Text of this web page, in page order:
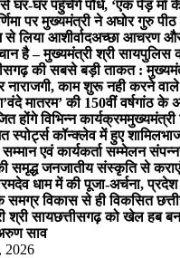
घर-घर पहुँचेंगे पौधे, ‘एक पेड़ माँ
पर मुख्यमंत्री ने अघोर गुरु
से लिया आशीर्वादअच्छा आचरण और
है – मुख्यमंत्री श्री सायपुलिस
की सबसे बड़ी ताकत :
नाराजगी, काम शुरू नही करने वाले
’वंदे मातरम’ की 150वीं वर्षगांठ
होंगे विभिन्न कार्यक्रममुख्यमंत्री
स्पोर्ट्स कॉन्क्लेव में हुए शामिल
एवं कार्यकर्ता सम्मेलन संपन्न
समृद्ध जनजातीय संस्कृति से
धाम में की पूजा-अर्चना,
समग्र विकास से ही विकसित
श्री सायछत्तीसगढ़ को खेल हब
साव
2026